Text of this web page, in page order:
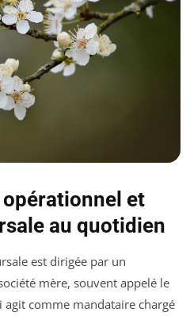
et
au quotidien
est dirigée par un
mère, souvent appelé le
agit comme mandataire chargé